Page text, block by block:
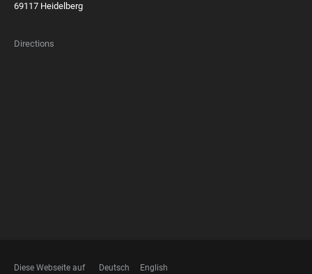
69117 Heidelberg
Directions
Diese Webseite auf Deutsch English